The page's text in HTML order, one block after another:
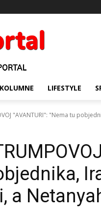
KOLUMNE LIFESTYLE
"AVANTURI": "Nema tu
a